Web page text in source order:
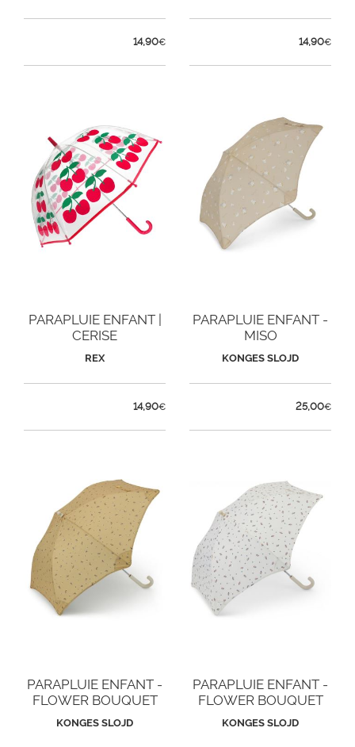
14,90€ 14,90€
PARAPLUIE ENFANT |
CERISE
REX
14,90€
PARAPLUIE ENFANT -
MISO
KONGES SLOJD
25,00€
PARAPLUIE ENFANT -
FLOWER BOUQUET
DIJON
KONGES SLOJD
PARAPLUIE ENFANT -
FLOWER BOUQUET
KONGES SLOJD